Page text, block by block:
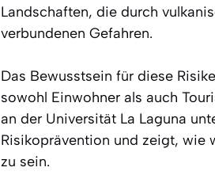
Landschaften, die durch
verbundenen Gefahren.
Das Bewusstsein für diese
sowohl Einwohner als auch
an der Universität La Laguna
Risikoprävention und zeigt, wie
zu sein.